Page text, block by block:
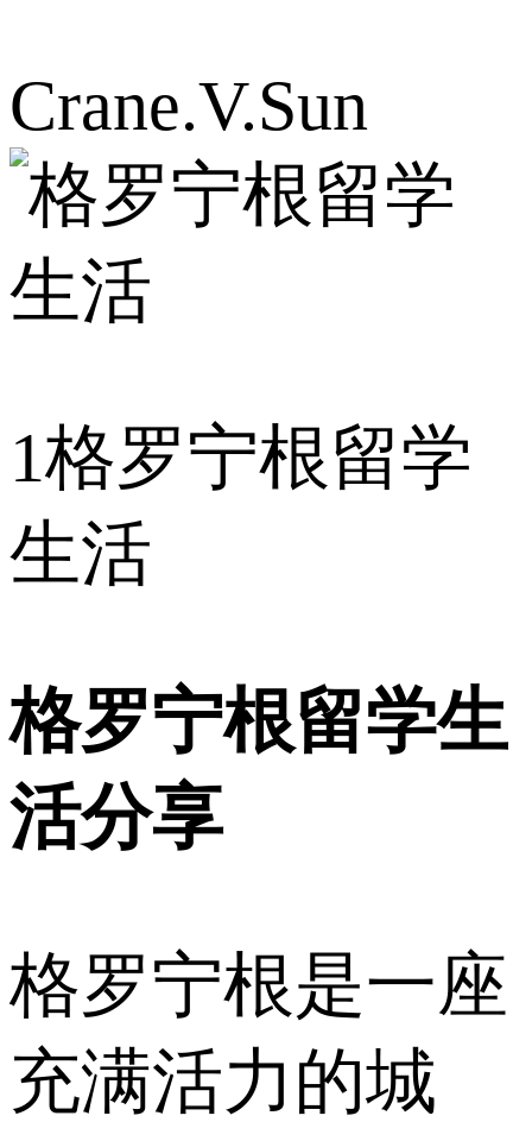
Crane.V.Sun
1格罗宁根留学
生活
格罗宁根留学生
活分享
格罗宁根是一座
充满活力的城